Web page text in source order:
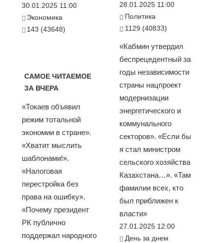
30.01.2025 11:00
Экономика
143 (43648)
САМОЕ ЧИТАЕМОЕ
ЗА ВЧЕРА
«Токаев объявил
режим тотальной
экономии в стране».
«Хватит мыслить
шаблонами!».
«Налоговая
перестройка без
права на ошибку».
«Почему президент
РК публично
поддержал народного
28.01.2025 11:00
Политика
1129 (40833)
«Кабмин утвердил
беспрецедентный за
годы независимости
страны нацпроект
модернизации
энергетического и
коммунального
секторов». «Если бы
я стал министром
сельского хозяйства
Казахстана…». «Там
фамилии всех, кто
был приближен к
власти»
27.01.2025 12:00
День за днем